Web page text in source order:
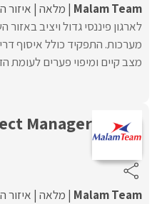
Malam Team מלאה איזור
לארגון פיננסי גדול ויציב
מערכות. התפקיד כולל איסוף
מצב קיים ומיפוי פערים לעומת
Manager
Malam Team מלאה איזור